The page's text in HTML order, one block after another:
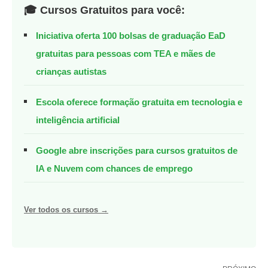
🎓 Cursos Gratuitos para você:
Iniciativa oferta 100 bolsas de graduação EaD
gratuitas para pessoas com TEA e mães de
crianças autistas
Escola oferece formação gratuita em tecnologia e
inteligência artificial
Google abre inscrições para cursos gratuitos de
IA e Nuvem com chances de emprego
Ver todos os cursos →